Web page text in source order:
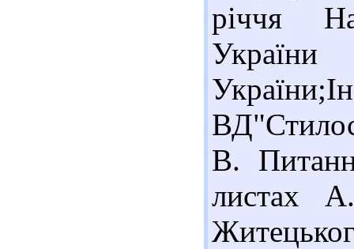
річчя
В.
листах